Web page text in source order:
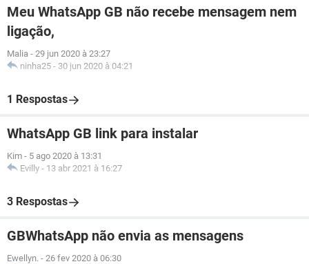
Meu WhatsApp GB não recebe mensagem nem
ligação,
Malia - 29 jun 2020 à 23:27
ninha25 - 30 jun 2020 à 04:21
1 Respostas
WhatsApp GB link para instalar
Kim - 5 ago 2020 à 13:31
Evilly - 13 abr 2021 à 16:27
3 Respostas
GBWhatsApp não envia as mensagens
Ewellyn. - 26 fev 2020 à 06:30